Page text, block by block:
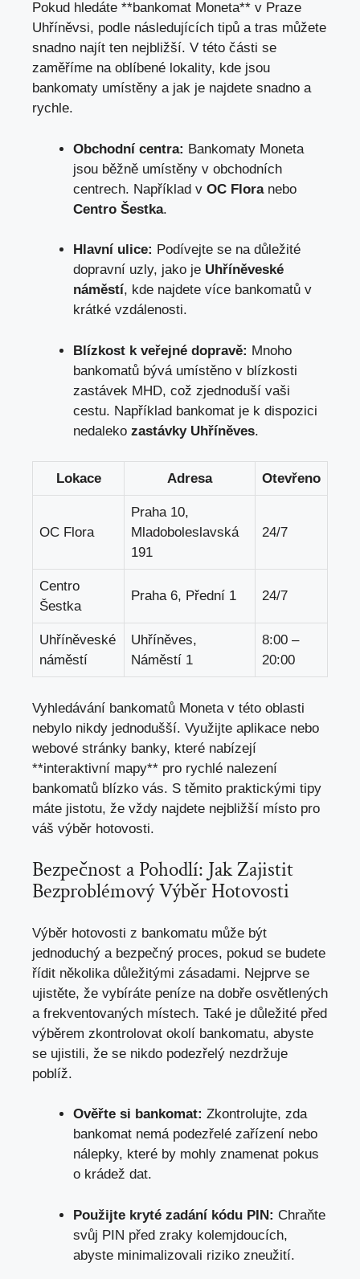
Pokud hledáte **bankomat Moneta** v Praze
Uhříněvsi, podle následujících tipů a tras můžete
snadno najít ten nejbližší. V této části se
zaměříme na oblíbené lokality, kde jsou
bankomaty umístěny a jak je najdete snadno a
rychle.
Obchodní centra: Bankomaty Moneta
jsou běžně umístěny v obchodních
centrech. Například v OC Floranebo
Centro Šestka.
Hlavní ulice: Podívejte se na důležité
dopravní uzly, jako je Uhříněveské
náměstí, kde najdete více bankomatů v
krátké vzdálenosti.
Blízkost k veřejné dopravě: Mnoho
bankomatů bývá umístěno v blízkosti
zastávek MHD, což zjednoduší vaši
cestu. Například bankomat je k dispozici
nedaleko zastávky Uhříněves.
Lokace Adresa Otevřeno
OC Flora
Praha 10,
Mladoboleslavská
191
24/7
Centro
Šestka
Praha 6, Přední 1 24/7
Uhříněveské
náměstí
Uhříněves,
Náměstí 1
8:00 –
20:00
Vyhledávání bankomatů Moneta v této oblasti
nebylo nikdy jednodušší. Využijte aplikace nebo
webové stránky banky, které nabízejí
**interaktivní mapy** pro rychlé nalezení
bankomatů blízko vás. S těmito praktickými tipy
máte jistotu, že vždy najdete nejbližší místo pro
váš výběr hotovosti.
Bezpečnost a Pohodlí: Jak Zajistit
Bezproblémový Výběr Hotovosti
Výběr hotovosti z bankomatu může být
jednoduchý a bezpečný proces, pokud se budete
řídit několika důležitými zásadami. Nejprve se
ujistěte, že vybíráte peníze na dobře osvětlených
a frekventovaných místech. Také je důležité před
výběrem zkontrolovat okolí bankomatu, abyste
se ujistili, že se nikdo podezřelý nezdržuje
poblíž.
Ověřte si bankomat: Zkontrolujte, zda
bankomat nemá podezřelé zařízení nebo
nálepky, které by mohly znamenat pokus
o krádež dat.
Použijte kryté zadání kódu PIN: Chraňte
svůj PIN před zraky kolemjdoucích,
abyste minimalizovali riziko zneužití.